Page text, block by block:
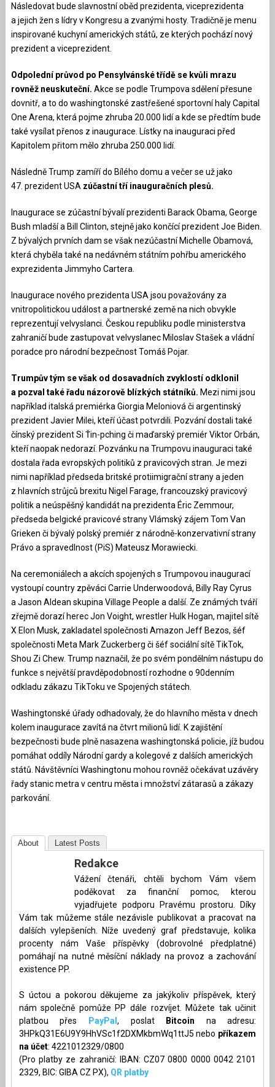
Následovat bude slavnostní oběd prezidenta, viceprezidenta
a jejich žen s lídry v Kongresu a zvanými hosty. Tradičně je menu
inspirované kuchyní amerických států, ze kterých pochází nový
prezident a viceprezident.
Odpolední průvod po Pensylvánské třídě se kvůli mrazu
rovněž neuskuteční. Akce se podle Trumpova sdělení přesune
dovnitř, a to do washingtonské zastřešené sportovní haly Capital
One Arena, která pojme zhruba 20.000 lidí a kde se předtím bude
také vysílat přenos z inaugurace. Lístky na inauguraci před
Kapitolem přitom mělo zhruba 250.000 lidí.
Následně Trump zamíří do Bílého domu a večer se už jako
47. prezident USA zúčastní tří inauguračních plesů.
Inaugurace se zúčastní bývalí prezidenti Barack Obama, George
Bush mladší a Bill Clinton, stejně jako končící prezident Joe Biden.
Z bývalých prvních dam se však nezúčastní Michelle Obamová,
která chyběla také na nedávném státním pohřbu amerického
exprezidenta Jimmyho Cartera.
Inaugurace nového prezidenta USA jsou považovány za
vnitropolitickou událost a partnerské země na nich obvykle
reprezentují velvyslanci. Českou republiku podle ministerstva
zahraničí bude zastupovat velvyslanec Miloslav Stašek a vládní
poradce pro národní bezpečnost Tomáš Pojar.
Trumpův tým se však od dosavadních zvyklostí odklonil
a pozval také řadu názorově blízkých státníků. Mezi nimi jsou
například italská premiérka Giorgia Meloniová či argentinský
prezident Javier Milei, kteří účast potvrdili. Pozvání dostali také
čínský prezident Si Ťin-pching či maďarský premiér Viktor Orbán,
kteří naopak nedorazí. Pozvánku na Trumpovu inauguraci také
dostala řada evropských politiků z pravicových stran. Je mezi
nimi například předseda britské protiimigrační strany a jeden
z hlavních strůjců brexitu Nigel Farage, francouzský pravicový
politik a neúspěšný kandidát na prezidenta Éric Zemmour,
předseda belgické pravicové strany Vlámský zájem Tom Van
Grieken či bývalý polský premiér z národně-konzervativní strany
Právo a spravedlnost (PiS) Mateusz Morawiecki.
Na ceremoniálech a akcích spojených s Trumpovou inaugurací
vystoupí country zpěváci Carrie Underwoodová, Billy Ray Cyrus
a Jason Aldean skupina Village People a další. Ze známých tváří
zřejmě dorazí herec Jon Voight, wrestler Hulk Hogan, majitel sítě
X Elon Musk, zakladatel společnosti Amazon Jeff Bezos, šéf
společnosti Meta Mark Zuckerberg či šéf sociální sítě TikTok,
Shou Zi Chew. Trump naznačil, že po svém pondělním nástupu do
funkce s největší pravděpodobností rozhodne o 90denním
odkladu zákazu TikToku ve Spojených státech.
Washingtonské úřady odhadovaly, že do hlavního města v dnech
kolem inaugurace zavítá na čtvrt milionů lidí. K zajištění
bezpečnosti bude plně nasazena washingtonská policie, jíž budou
pomáhat oddíly Národní gardy a kolegové z dalších amerických
států. Návštěvníci Washingtonu mohou rovněž očekávat uzávěry
řady stanic metra v centru města i množství zátarasů a zákazy
parkování.
About Latest Posts
Redakce
Vážení čtenáři, chtěli bychom Vám všem
poděkovat za finanční pomoc, kterou
vyjadřujete podporu Pravému prostoru. Díky
Vám tak můžeme stále nezávisle publikovat a pracovat na
dalších vylepšeních. Níže uvedený graf představuje, kolika
procenty nám Vaše příspěvky (dobrovolné předplatné)
pomáhají na nutné měsíční náklady na provoz a zachování
existence PP.
S úctou a pokorou děkujeme za jakýkoliv příspěvek, který
nám společně pomůže PP dále rozvíjet. Můžete tak učinit
platbou přes
PayPal , poslat Bitcoin na adresu:
3HPkQ31E6U9Y9HhVSc1f2DXMkbmWq1ttJ5 nebo příkazem
na účet: 4221012329/0800
(Pro platby ze zahraničí: IBAN: CZ07 0800 0000 0042 2101
2329, BIC: GIBA CZ PX), QR platby